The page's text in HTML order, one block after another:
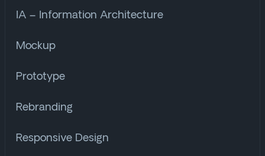
IA – Information Architecture
Mockup
Prototype
Rebranding
Responsive Design